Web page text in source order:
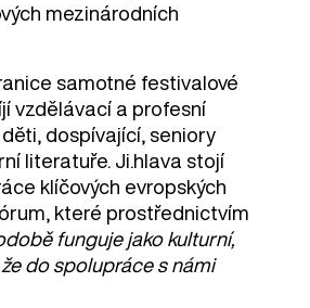
mezinárodních
samotné festivalové
vzdělávací a profesní
dospívající, seniory
literatuře. Ji.hlava stojí
klíčových evropských
které prostřednictvím
funguje jako kulturní,
do spolupráce s námi